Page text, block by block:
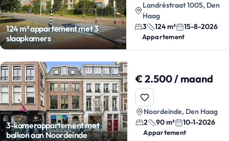
124 m² appartement met 3
slaapkamers
Landréstraat 1005, Den
Haag
3
124 m² 15-8-2026
Appartement
3-kamerappartement met
balkon aan Noordeinde
€ 2.500 / maand
Noordeinde, Den Haag
2
90 m² 10-1-2026
Appartement